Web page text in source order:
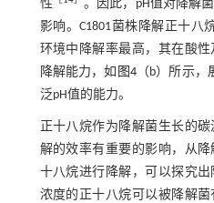
性
。因此，pH值对降解
影响。C1801菌株降解正十八
环境中降解率最高，其在酸
降解能力，如 图4（b）所示，
泛pH值的能力。
正十八烷作为降解菌生长的
解的效率有重要的影响，从
十八烷进行降解，可以探究
浓度的正十八烷可以被降解